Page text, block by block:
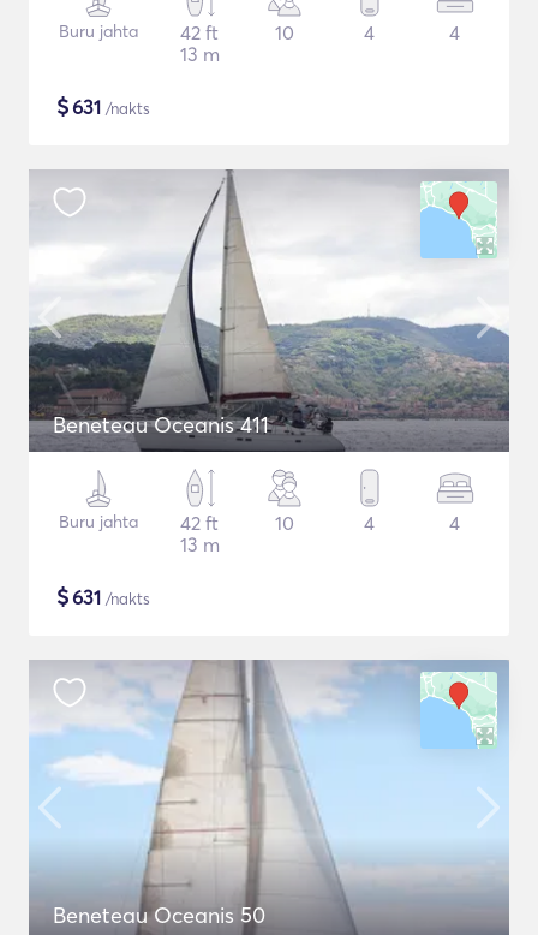
Buru jahta
42 ft
13 m
10 4 4
$631 /nakts
Beneteau Oceanis 411
Buru jahta
42 ft
13 m
10 4 4
$631 /nakts
Beneteau Oceanis 50